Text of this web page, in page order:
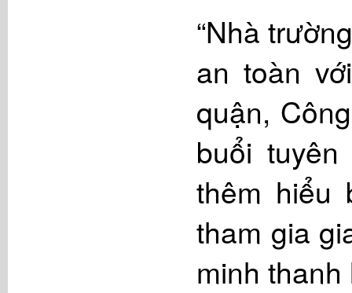
“Nhà
an toàn
quận,
buổi
thêm hiểu
tham gia
minh